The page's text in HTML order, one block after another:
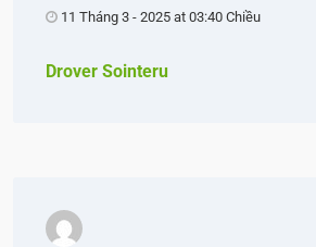
11 Tháng 3 - 2025 at 03:40 Chiều
Drover Sointeru